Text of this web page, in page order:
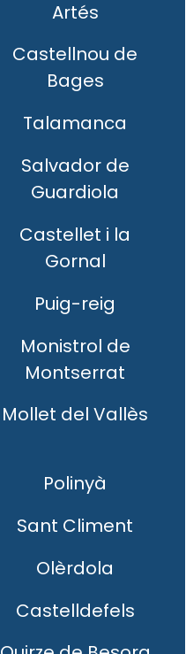
Artés
Castellnou de
Bages
Talamanca
Salvador de
Guardiola
Castellet i la
Gornal
Puig-reig
Monistrol de
Montserrat
Mollet del Vallès
Polinyà
Sant Climent
Olèrdola
Castelldefels